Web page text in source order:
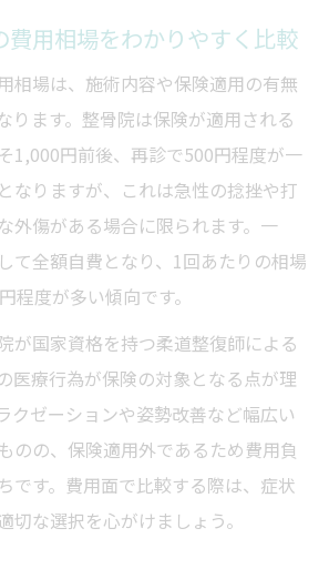
費用相場をわかりやすく比較
相場は、施術内容や保険適用の有無
ります。整骨院は保険が適用される
1,000円前後、再診で500円程度が一
なりますが、これは急性の捻挫や打
外傷がある場合に限られます。一
て全額自費となり、1回あたりの相場
程度が多い傾向です。
が国家資格を持つ柔道整復師による
医療行為が保険の対象となる点が理
クゼーションや姿勢改善など幅広い
のの、保険適用外であるため費用負
です。費用面で比較する際は、症状
切な選択を心がけましょう。